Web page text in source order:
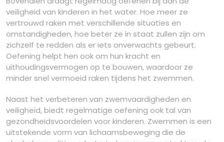
veiligheid van kinderen in het water. Hoe meer ze
vertrouwd raken met verschillende situaties en
omstandigheden, hoe beter ze in staat zullen zijn om
zichzelf te redden als er iets onverwachts gebeurt.
Oefening helpt hen ook om hun kracht en
uithoudingsvermogen op te bouwen, waardoor ze
minder snel vermoeid raken tijdens het zwemmen.
Naast het verbeteren van zwemvaardigheden en
veiligheid, biedt regelmatige oefening ook tal van
gezondheidsvoordelen voor kinderen. Zwemmen is een
uitstekende vorm van lichaamsbeweging die de